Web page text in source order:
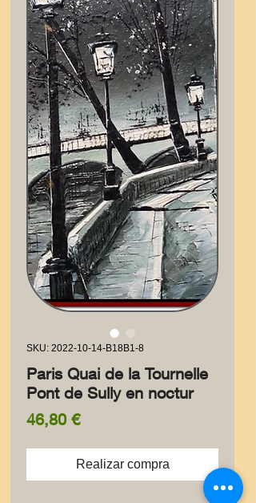
SKU: 2022-10-14-B18B1-8
Paris Quai de la Tournelle
Pont de Sully en noctur
46,80 €Precio
Realizar compra